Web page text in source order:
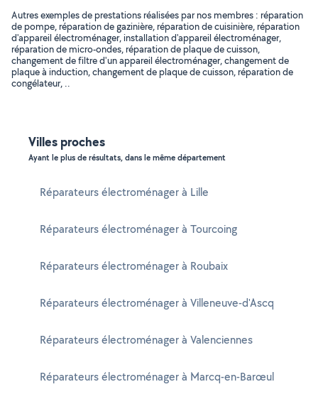
Autres exemples de prestations réalisées par nos membres : réparation
de pompe, réparation de gazinière, réparation de cuisinière, réparation
d'appareil électroménager, installation d'appareil électroménager,
réparation de micro-ondes, réparation de plaque de cuisson,
changement de filtre d'un appareil électroménager, changement de
plaque à induction, changement de plaque de cuisson, réparation de
congélateur, ..
Villes proches
Ayant le plus de résultats, dans le même département
Réparateurs électroménager à Lille
Réparateurs électroménager à Tourcoing
Réparateurs électroménager à Roubaix
Réparateurs électroménager à Villeneuve-d'Ascq
Réparateurs électroménager à Valenciennes
Réparateurs électroménager à Marcq-en-Barœul